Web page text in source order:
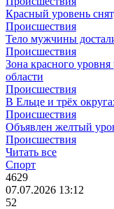
Красный уровень
Происшествия
Тело мужчины
Происшествия
Зона красного
области
Происшествия
В Ельце и трёх
Происшествия
Объявлен желтый
Происшествия
Читать все
Спорт
4629
07.07.2026 13:12
52